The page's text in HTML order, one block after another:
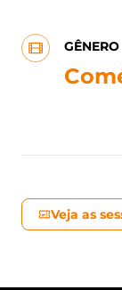
GÊNERO
Veja as